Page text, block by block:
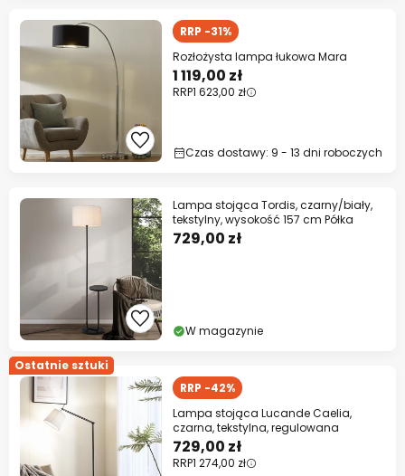
RRP -31%
Rozłożysta lampa łukowa Mara
1 119,00 zł
RRP1 623,00 zł
Czas dostawy: 9 - 13 dni roboczych
Lampa stojąca Tordis, czarny/biały,
tekstylny, wysokość 157 cm Półka
729,00 zł
W magazynie
Ostatnie sztuki
RRP -42%
Lampa stojąca Lucande Caelia,
czarna, tekstylna, regulowana
729,00 zł
RRP1 274,00 zł